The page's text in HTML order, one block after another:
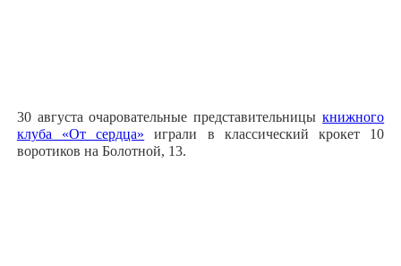
30 августа очаровательные представительницыкнижного
клуба «От сердца» играли в классический крокет 10
воротиков на Болотной, 13.